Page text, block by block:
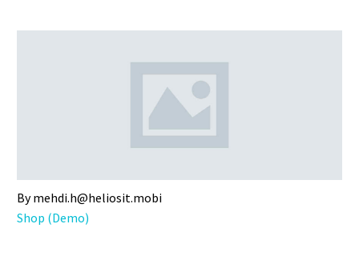
By mehdi.h@heliosit.mobi
Shop (Demo)